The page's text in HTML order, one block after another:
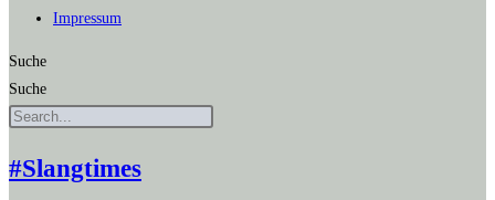
Impres­sum
Suche
Suche
#Slangtimes